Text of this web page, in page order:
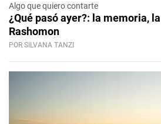
Algo que quiero contarte
¿Qué pasó ayer?: la memoria,
Rashomon
POR SILVANA TANZI